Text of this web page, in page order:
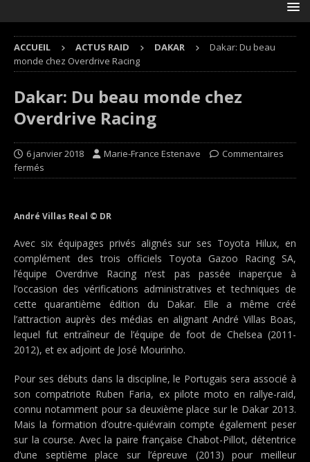
ACCUEIL ACTUS RAID DAKAR
Dakar: Du beau
monde chez Overdrive Racing
Dakar: Du beau monde chez
Overdrive Racing
6 janvier 2018 Marie-France Estenave
Commentaires
fermés
André Villas Real © DR
Avec six équipages privés alignés sur ses Toyota Hilux, en
complément des trois officiels Toyota Gazoo Racing SA,
l’équipe Overdrive Racing n’est pas passée inaperçue à
l’occasion des vérifications administratives et techniques de
cette quarantième édition du Dakar. Elle a même créé
l’attraction auprès des médias en alignant André Villas Boas,
lequel fut entraîneur de l’équipe de foot de Chelsea (2011-
2012), et ex adjoint de José Mourinho.
Pour ses débuts dans la discipline, le Portugais sera associé à
son compatriote Ruben Faria, ex pilote moto en rallye-raid,
connu notamment pour sa deuxième place sur le Dakar 2013.
Mais la formation d’outre-quiévrain compte également peser
sur la course. Avec la paire française Chabot-Pillot, détentrice
d’une septième place sur l’épreuve (2013) pour meilleur